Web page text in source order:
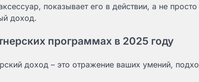
показывает его в действии, а не
доход.
программах в 2025 году
доход – это отражение ваших умений,